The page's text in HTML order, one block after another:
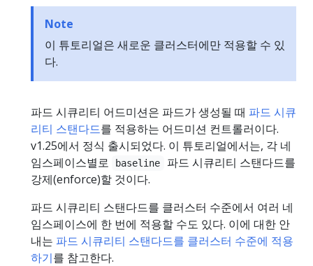
Note
이 튜토리얼은 새로운 클러스터에만 적용할 수 있
다.
파드 시큐리티 어드미션은 파드가 생성될 때 파드 시큐
리티 스탠다드를 적용하는 어드미션 컨트롤러이다.
v1.25에서 정식 출시되었다. 이 튜토리얼에서는, 각 네
임스페이스별로
baseline
파드 시큐리티 스탠다드를
강제(enforce)할 것이다.
파드 시큐리티 스탠다드를 클러스터 수준에서 여러 네
임스페이스에 한 번에 적용할 수도 있다. 이에 대한 안
내는 파드 시큐리티 스탠다드를 클러스터 수준에 적용
하기를 참고한다.